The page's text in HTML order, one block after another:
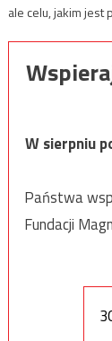
ale celu, jakim jest
W sierpniu
Państwa
Fundacji